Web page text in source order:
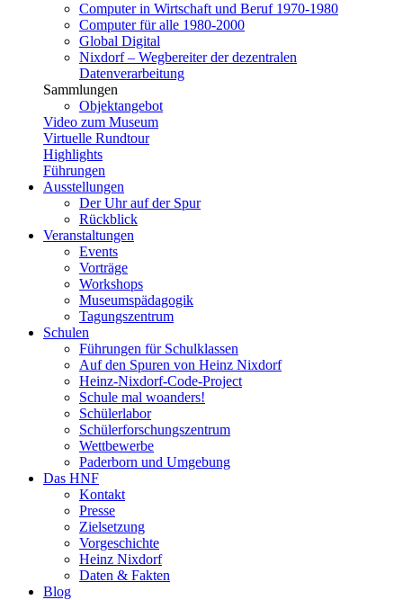
Computer in Wirtschaft und Beruf 1970-1980
Computer für alle 1980-2000
Global Digital
Nixdorf – Wegbereiter der dezentralen
Datenverarbeitung
Sammlungen
Objektangebot
Video zum Museum
Virtuelle Rundtour
Highlights
Führungen
Ausstellungen
Der Uhr auf der Spur
Rückblick
Veranstaltungen
Events
Vorträge
Workshops
Museumspädagogik
Tagungszentrum
Schulen
Führungen für Schulklassen
Auf den Spuren von Heinz Nixdorf
Heinz-Nixdorf-Code-Project
Schule mal woanders!
Schülerlabor
Schülerforschungszentrum
Wettbewerbe
Paderborn und Umgebung
Das HNF
Kontakt
Presse
Zielsetzung
Vorgeschichte
Heinz Nixdorf
Daten & Fakten
Blog